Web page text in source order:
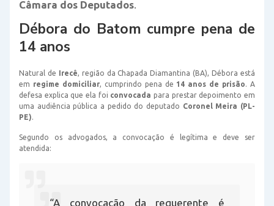
Câmara dos Deputados
Débora do Batom cumpre pena de
14 anos
Natural de Irecê , região da Chapada Diamantina (BA), Débora está
em regime domiciliar, cumprindo pena de 14 anos de prisão . A
defesa explica que ela foi convocada para prestar depoimento em
uma audiência pública a pedido do deputado Coronel Meira (PL-
PE)
Segundo os advogados, a convocação é legítima e deve ser
atendida:
“A convocação da requerente é